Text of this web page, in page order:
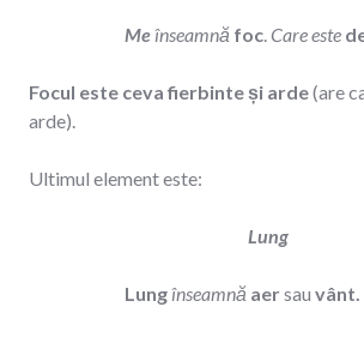
Meînseamnă foc.Care este
Focul este ceva fierbinte și arde(are
arde).
Ultimul element este:
Lung
Lungînseamnă aersau vânt.